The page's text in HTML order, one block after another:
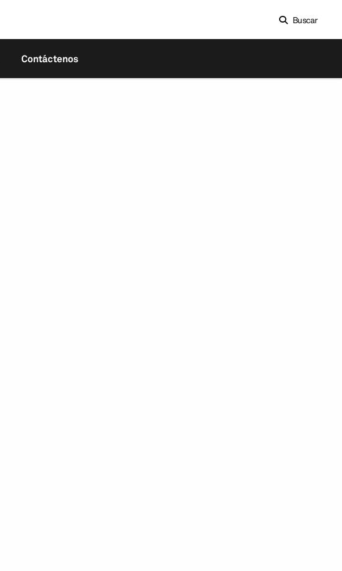
Buscar
Contáctenos